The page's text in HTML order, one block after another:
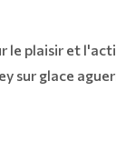
le plaisir et
sur glace